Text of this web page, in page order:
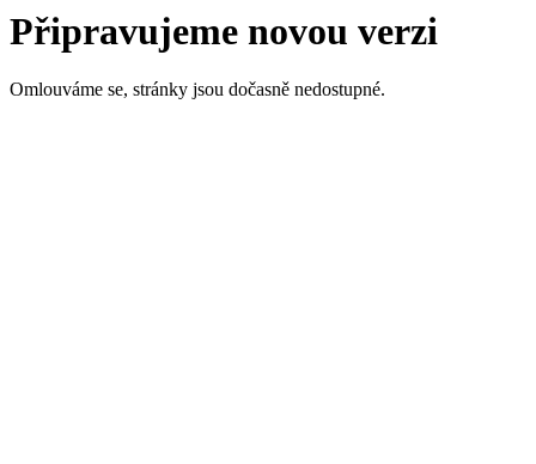
Připravujeme novou verzi
Omlouváme se, stránky jsou dočasně nedostupné.